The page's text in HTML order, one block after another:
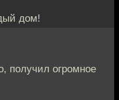
дом!
получил огромное